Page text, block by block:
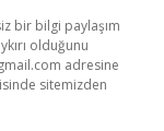
bir bilgi paylaşım
olduğunu
adresine
sitemizden